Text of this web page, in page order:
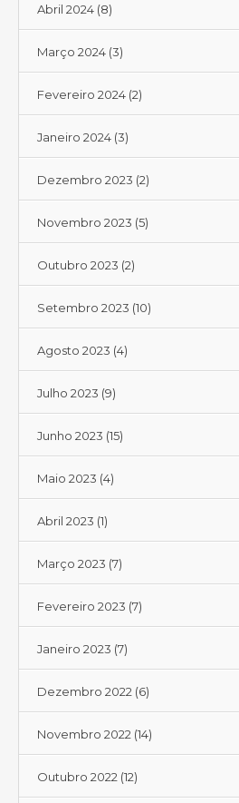
Abril 2024 (8)
Março 2024 (3)
Fevereiro 2024 (2)
Janeiro 2024 (3)
Dezembro 2023 (2)
Novembro 2023 (5)
Outubro 2023 (2)
Setembro 2023 (10)
Agosto 2023 (4)
Julho 2023 (9)
Junho 2023 (15)
Maio 2023 (4)
Abril 2023 (1)
Março 2023 (7)
Fevereiro 2023 (7)
Janeiro 2023 (7)
Dezembro 2022 (6)
Novembro 2022 (14)
Outubro 2022 (12)